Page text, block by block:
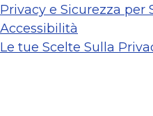
Privacy e Sicurezza per
Accessibilità
Le tue Scelte Sulla